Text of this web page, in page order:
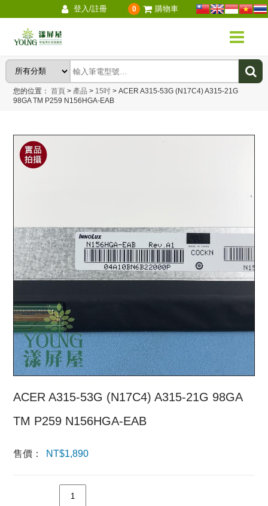
登入/註冊 0 購物車
您的位置：首頁 > 產品 > 15吋 > ACER A315-53G (N17C4) A315-21G
98GA TM P259 N156HGA-EAB
ACER A315-53G (N17C4) A315-21G 98GA
TM P259 N156HGA-EAB
售價： NT$1,890